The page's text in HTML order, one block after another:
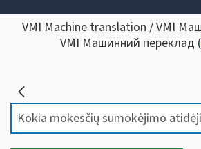
VMI Machine translation / VMI
VMI Машинний переклад (